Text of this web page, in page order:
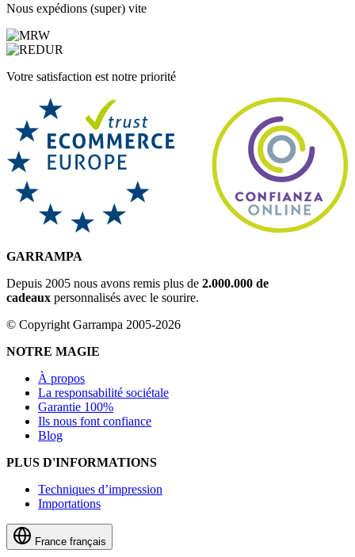
Nous expédions (super) vite
Votre satisfaction est notre priorité
GARRAMPA
Depuis 2005 nous avons remis plus de 2.000.000 de
cadeaux personnalisés avec le sourire.
© Copyright Garrampa 2005-2026
NOTRE MAGIE
À propos
La responsabilité sociétale
Garantie 100%
Ils nous font confiance
Blog
PLUS D'INFORMATIONS
Techniques d’impression
Importations
France français